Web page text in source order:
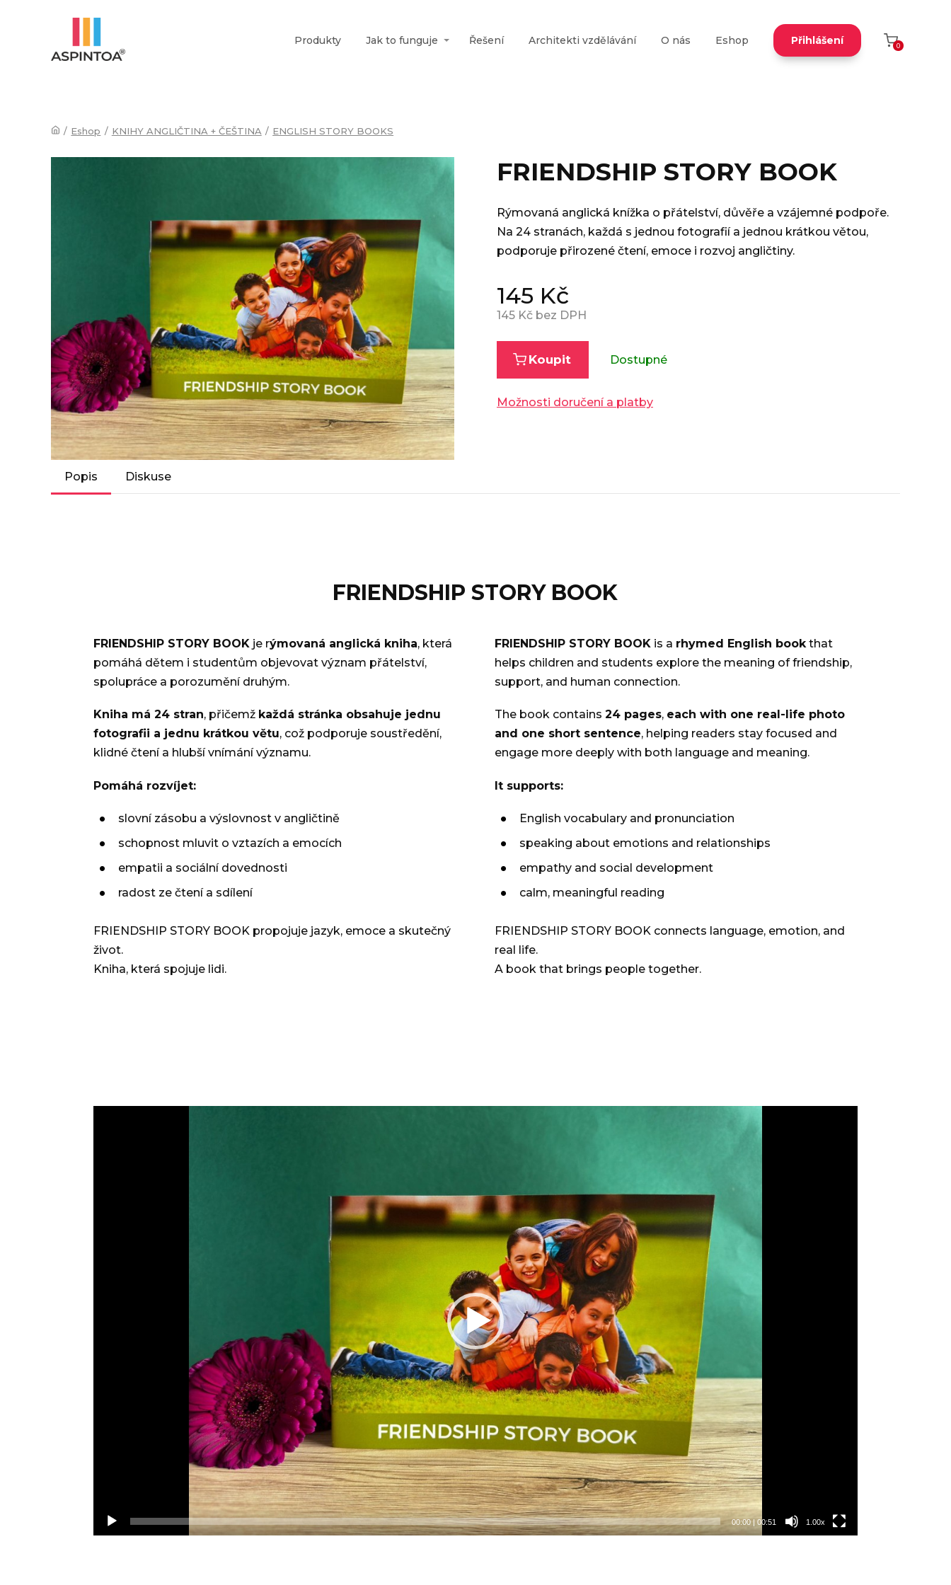
Produkty Jak to funguje Řešení Architekti vzdělávání O nás Eshop Přihlášení 0
/ Eshop / KNIHY ANGLIČTINA + ČEŠTINA / ENGLISH STORY BOOKS
FRIENDSHIP STORY BOOK
Rýmovaná anglická knížka o přátelství, důvěře a vzájemné podpoře.
Na 24 stranách, každá s jednou fotografií a jednou krátkou větou,
podporuje přirozené čtení, emoce i rozvoj angličtiny.
145 Kč
145 Kč bez DPH
Koupit Dostupné
Možnosti doručení a platby
Popis Diskuse
FRIENDSHIP STORY BOOK
FRIENDSHIP STORY BOOK je rýmovaná anglická kniha, která
pomáhá dětem i studentům objevovat význam přátelství,
spolupráce a porozumění druhým.
Kniha má 24 stran, přičemž každá stránka obsahuje jednu
fotografii a jednu krátkou větu, což podporuje soustředění,
klidné čtení a hlubší vnímání významu.
Pomáhá rozvíjet:
slovní zásobu a výslovnost v angličtině
schopnost mluvit o vztazích a emocích
empatii a sociální dovednosti
radost ze čtení a sdílení
FRIENDSHIP STORY BOOK propojuje jazyk, emoce a skutečný
život.
Kniha, která spojuje lidi.
FRIENDSHIP STORY BOOK is a rhymed English bookthat
helps children and students explore the meaning of friendship,
support, and human connection.
The book contains 24 pages, each with one real-life photo
and one short sentence, helping readers stay focused and
engage more deeply with both language and meaning.
It supports:
English vocabulary and pronunciation
speaking about emotions and relationships
empathy and social development
calm, meaningful reading
FRIENDSHIP STORY BOOK connects language, emotion, and
real life.
A book that brings people together.
00:00 00:51 1.00x